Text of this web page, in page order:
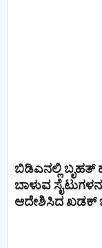
ಬಿಡಿಎನಲ್ಲಿ
ಬಾಳುವ
ಆದೇಶಿಸಿದ